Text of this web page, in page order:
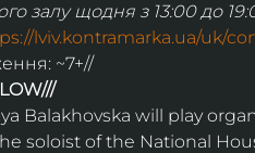
залу щодня з 13:00 до
lviv.kontramarka.ua/uk/
~7+//
Balakhovska will play
soloist of the National